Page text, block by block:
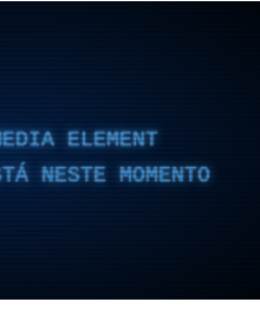
ELEMENT
NESTE MOMENTO